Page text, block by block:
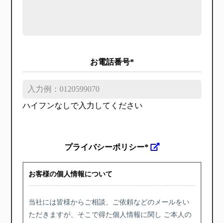
お電話番号*
ハイフンなしで入力してください
プライバシーポリシー*
お客様の個人情報について
当社には皆様からご相談、ご依頼などのメールをい
ただきますが、そこで得た個人情報に関し ご本人の